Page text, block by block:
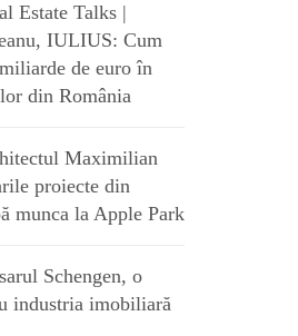
Estate Talks |
IULIUS: Cum
de euro în
din România
Maximilian
proiecte din
munca la Apple Park
Schengen, o
industria imobiliară